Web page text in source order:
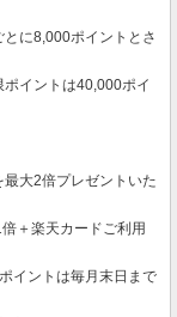
に8,000ポイントとさ
イントは40,000ポイ
大2倍プレゼントいた
＋楽天カードご利用
イントは毎月末日まで